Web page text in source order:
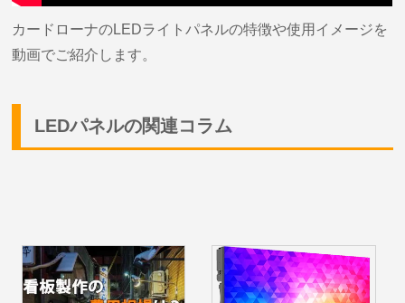
カードローナのLEDライトパネルの特徴や使用イメージを
動画でご紹介します。
LEDパネルの関連コラム